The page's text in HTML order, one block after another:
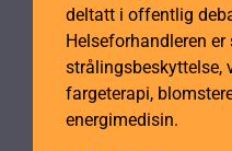
deltatt i offentlig
Helseforhandleren
strålingsbeskyttelse,
fargeterapi,
energimedisin.